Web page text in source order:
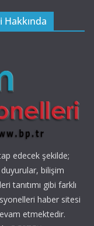
edecek şekilde;
bilişim
tanıtımı gibi farklı
haber sitesi
etmektedir.